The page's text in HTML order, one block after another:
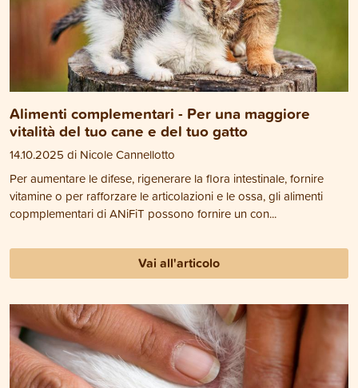
Alimenti complementari - Per una maggiore
vitalità del tuo cane e del tuo gatto
14.10.2025 di Nicole Cannellotto
Per aumentare le difese, rigenerare la flora intestinale, fornire
vitamine o per rafforzare le articolazioni e le ossa, gli alimenti
copmplementari di ANiFiT possono fornire un con...
Vai all'articolo